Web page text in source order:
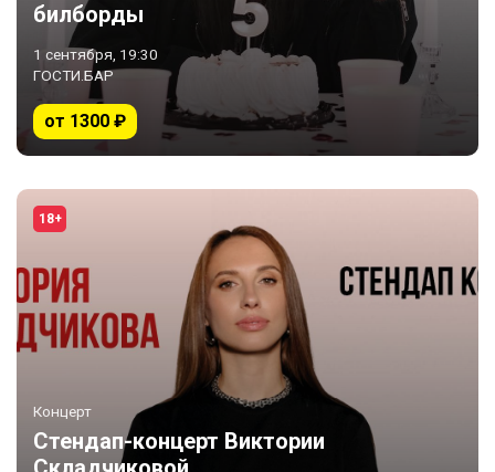
билборды
1 сентября, 19:30
ГОСТИ.БАР
от 1300 ₽
18+
Концерт
Стендап-концерт Виктории